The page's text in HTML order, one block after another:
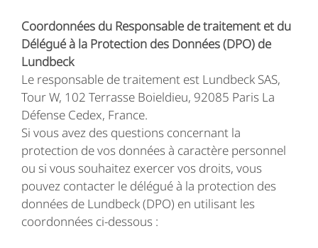
Coordonnées du Responsable de traitement et du
Délégué à la Protection des Données (DPO) de
Lundbeck
Le responsable de traitement est Lundbeck SAS,
Tour W, 102 Terrasse Boieldieu, 92085 Paris La
Défense Cedex, France.
Si vous avez des questions concernant la
protection de vos données à caractère personnel
ou si vous souhaitez exercer vos droits, vous
pouvez contacter le délégué à la protection des
données de Lundbeck (DPO) en utilisant les
coordonnées ci-dessous :